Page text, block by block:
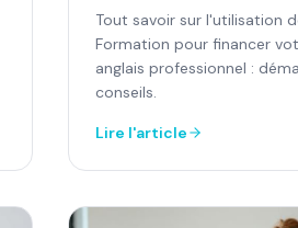
Tout savoir sur l'utilisation
Formation pour financer
anglais professionnel :
conseils.
Lire l'article